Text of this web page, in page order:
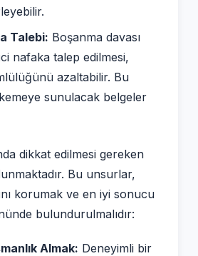
Talebi: Boşanma davası
nafaka talep edilmesi,
azaltabilir. Bu
sunulacak belgeler
dikkat edilmesi gereken
Bu unsurlar,
korumak ve en iyi sonucu
bulundurulmalıdır:
Almak: Deneyimli bir